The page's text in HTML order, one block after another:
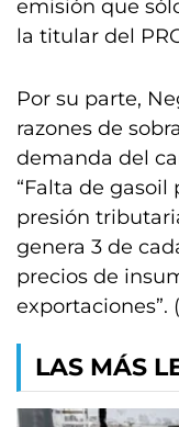
emisión que
la titular del
Por su parte,
razones de
demanda del
“Falta de
presión
genera 3 de
precios de
exportaciones”.
LAS MÁS